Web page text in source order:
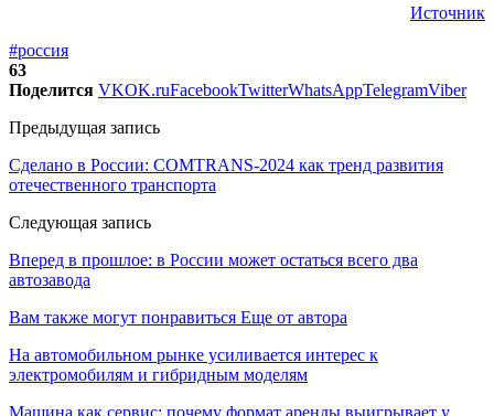
Источник
#россия
63
Поделится VKOK.ruFacebookTwitterWhatsAppTelegramViber
Предыдущая запись
Сделано в России: COMTRANS-2024 как тренд развития
отечественного транспорта
Следующая запись
Вперед в прошлое: в России может остаться всего два
автозавода
Вам также могут понравиться Еще от автора
На автомобильном рынке усиливается интерес к
электромобилям и гибридным моделям
Машина как сервис: почему формат аренды выигрывает у